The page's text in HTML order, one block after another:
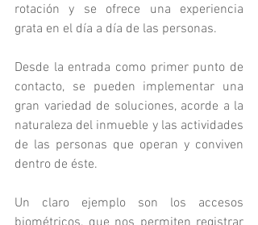
rotación y se ofrece una experiencia
grata en el día a día de las personas.
Desde la entrada como primer punto de
contacto, se pueden implementar una
gran variedad de soluciones, acorde a la
naturaleza del inmueble y las actividades
de las personas que operan y conviven
dentro de éste.
Un claro ejemplo son los accesos